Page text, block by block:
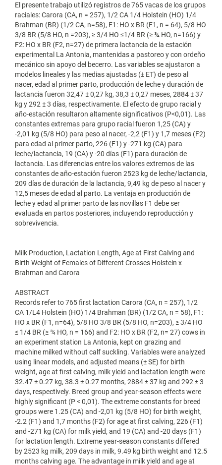
El presente trabajo utilizó registros de 765 vacas de los grupos
raciales: Carora (CA, n = 257), 1/2 CA 1/4 Holstein (HO) 1/4
Brahman (BR) (1/2 CA, n=58), F1: HO x BR (F1, n = 64), 5/8 HO
3/8 BR (5/8 HO, n =203), ≥ 3/4 HO ≤1/4 BR (≥ ¾ HO, n=166) y
F2: HO x BR (F2, n=27) de primera lactancia de la estación
experimental La Antonia, mantenidas a pastoreo y con ordeño
mecánico sin apoyo del becerro. Las variables se ajustaron a
modelos lineales y las medias ajustadas (± ET) de peso al
nacer, edad al primer parto, producción de leche y duración de
lactancia fueron 32,47 ± 0,27 kg, 38,3 ± 0,27 meses, 2884 ± 37
kg y 292 ± 3 días, respectivamente. El efecto de grupo racial y
año-estación resultaron altamente significativos (P<0,01). Las
constantes extremas para grupo racial fueron 1,25 (CA) y
-2,01 kg (5/8 HO) para peso al nacer, -2,2 (F1) y 1,7 meses (F2)
para edad al primer parto, 226 (F1) y -271 kg (CA) para
leche/lactancia, 19 (CA) y -20 días (F1) para duración de
lactancia. Las diferencias entre los valores extremos de las
constantes de año-estación fueron 2523 kg de leche/lactancia,
209 días de duración de la lactancia, 9,49 kg de peso al nacer y
12,5 meses de edad al parto. La ventaja en producción de
leche y edad al primer parto de las novillas F1 debe ser
evaluada en partos posteriores, incluyendo reproducción y
sobrevivencia.
Milk Production, Lactation Length, Age at First Calving and
Birth Weight of Females of Different Crosses Holstein x
Brahman and Carora
ABSTRACT
Records refer to 765 first lactation Carora (CA, n = 257), 1/2
CA 1/L4 Holstein (HO) 1/4 Brahman (BR) (1/2 CA, n = 58), F1:
HO x BR (F1, n=64), 5/8 HO 3/8 BR (5/8 HO, n=203), ≥ 3/4 HO
≤ 1/4 BR (≥ ¾ HO, n = 166) and F2: HO x BR (F2, n= 27) cows in
an experiment station La Antonia, kept on grazing and
machine milked without calf suckling. Variables were analyzed
using linear models, and adjusted means (± SE) for birth
weight, age at first calving, milk yield and lactation length were
32.47 ± 0.27 kg, 38.3 ± 0.27 months, 2884 ± 37 kg and 292 ± 3
days, respectively. Breed group and year-season effects were
highly significant (P < 0,01). The extreme constants for breed
groups were 1.25 (CA) and -2,01 kg (5/8 HO) for birth weight,
-2.2 (F1) and 1,7 months (F2) for age at first calving, 226 (F1)
and -271 kg (CA) for milk yield, and 19 (CA) and -20 days (F1)
for lactation length. Extreme year-season constants differed
by 2523 kg milk, 209 days in milk, 9.49 kg birth weight and 12.5
months calving age. The advantage in milk yield and age at